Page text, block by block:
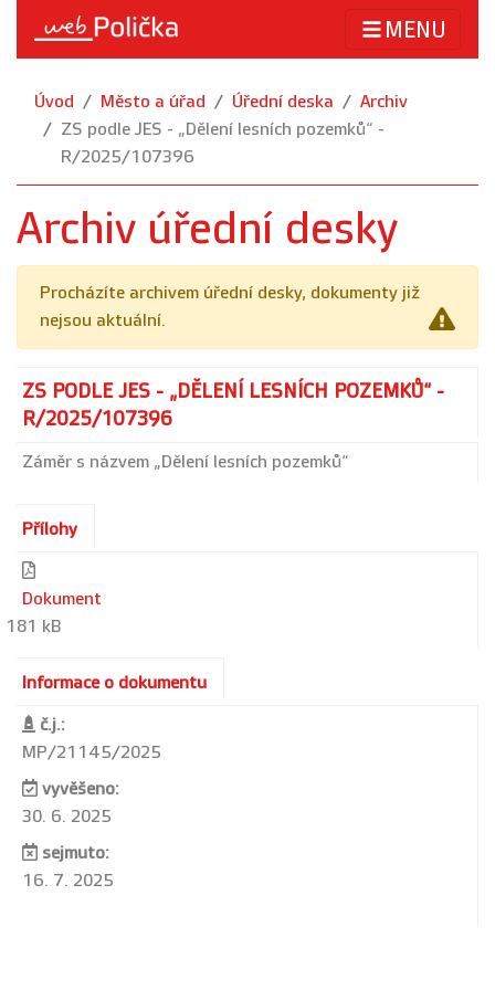
MENU
Úvod Město a úřad Úřední deska
Archiv
ZS podle JES - „Dělení lesních pozemků“ -
R/2025/107396
Archiv úřední desky
Procházíte archivem úřední desky, dokumenty již
nejsou aktuální.
ZS PODLE JES - „DĚLENÍ LESNÍCH POZEMKŮ“ -
R/2025/107396
Záměr s názvem „Dělení lesních pozemků“
Přílohy
Dokument
181 kB
Informace o dokumentu
č.j.:
MP/21145/2025
vyvěšeno:
30. 6. 2025
sejmuto:
16. 7. 2025